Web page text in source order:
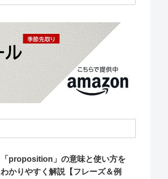
「proposition」の意味と使い方を
わかりやすく解説【フレーズ＆例